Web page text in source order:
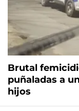
Brutal
puñaladas a
hijos